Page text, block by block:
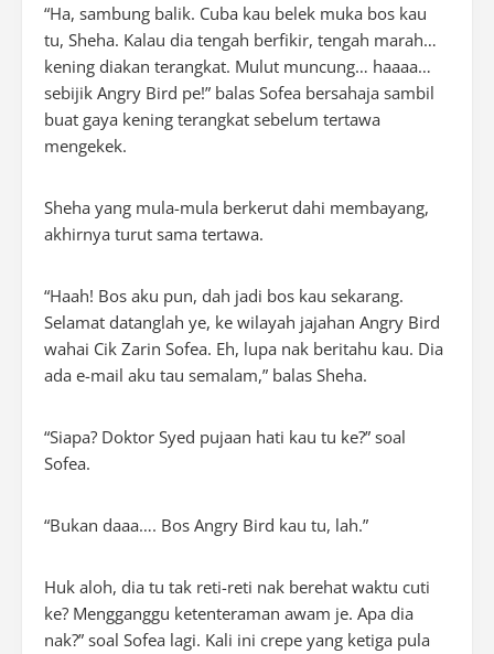
“Ha, sambung balik. Cuba kau belek muka bos kau
tu, Sheha. Kalau dia tengah berfikir, tengah marah…
kening diakan terangkat. Mulut muncung… haaaa…
sebijik Angry Bird pe!” balas Sofea bersahaja sambil
buat gaya kening terangkat sebelum tertawa
mengekek.
Sheha yang mula-mula berkerut dahi membayang,
akhirnya turut sama tertawa.
“Haah! Bos aku pun, dah jadi bos kau sekarang.
Selamat datanglah ye, ke wilayah jajahan Angry Bird
wahai Cik Zarin Sofea. Eh, lupa nak beritahu kau. Dia
ada e-mail aku tau semalam,” balas Sheha.
“Siapa? Doktor Syed pujaan hati kau tu ke?” soal
Sofea.
“Bukan daaa…. Bos Angry Bird kau tu, lah.”
Huk aloh, dia tu tak reti-reti nak berehat waktu cuti
ke? Mengganggu ketenteraman awam je. Apa dia
nak?” soal Sofea lagi. Kali ini crepe yang ketiga pula